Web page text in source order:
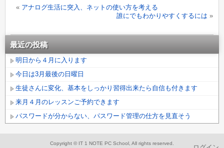
« アナログ生活に突入、ネットの使い方を考える
誰にでもわかりやすくするには »
最近の投稿
明日から４月に入ります
今日は3月最後の日曜日
生徒さんに変化、基本をしっかり習得出来たら自信も付きます
来月４月のレッスンご予約できます
パスワードが分からない、パスワード管理の仕方を見直そう
Copyright © IT 1 NOTE PC School, All rights reserved.